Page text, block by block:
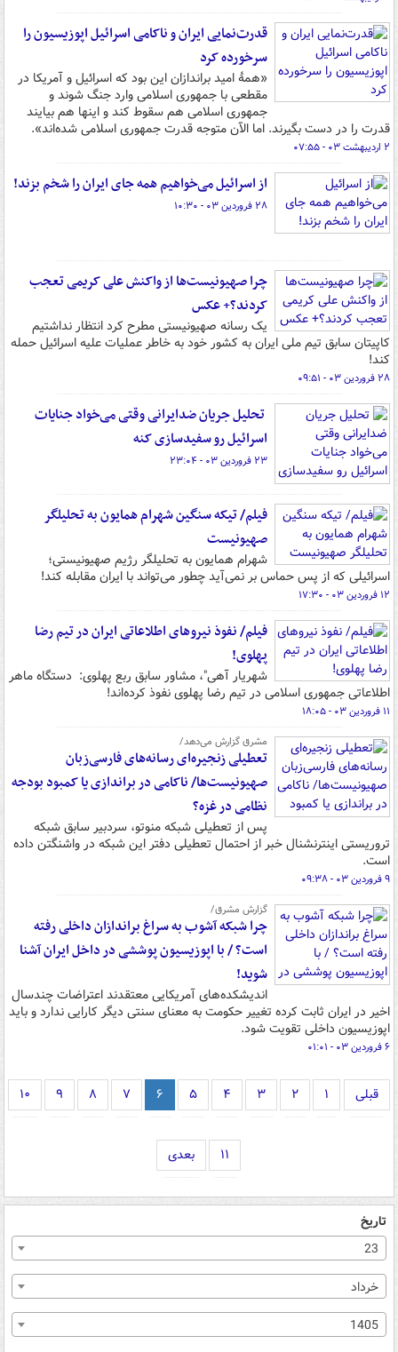
قدرت‌نمایی ایران و ناکامی اسرائیل اپوزیسیون را
سرخورده کرد
«همۀ امید براندازان این بود که اسرائیل و آمریکا در
مقطعی با جمهوری اسلامی وارد جنگ شوند و
جمهوری اسلامی هم سقوط کند و اینها هم بیایند
قدرت را در دست بگیرند. اما الآن متوجه قدرت جمهوری اسلامی شده‌اند».
۲ اردیبهشت ۰۳ - ۰۷:۵۵
از اسرائیل می‌خواهیم همه‌ جای ایران را شخم بزند!
۲۸ فروردین ۰۳ - ۱۰:۳۰
چرا صهیونیست‌ها از واکنش علی کریمی تعجب
کردند؟+ عکس
یک رسانه صهیونیستی مطرح کرد انتظار نداشتیم
کاپیتان سابق تیم ملی ایران به کشور خود به خاطر عملیات علیه اسرائیل حمله
کند!
۲۸ فروردین ۰۳ - ۰۹:۵۱
تحلیل جریان ضدایرانی وقتی می‌خواد جنایات
اسرائیل رو سفیدسازی کنه
۲۳ فروردین ۰۳ - ۲۳:۰۴
فیلم/ تیکه سنگین شهرام همایون به تحلیلگر
صهیونیست
شهرام همایون به تحلیلگر رژیم صهیونیستی؛
اسرائیلی که از پس حماس بر نمی‌آید چطور می‌تواند با ایران مقابله کند!
۱۲ فروردین ۰۳ - ۱۷:۳۰
فیلم/ نفوذ نیروهای اطلاعاتی ایران در تیم رضا
پهلوی!
شهریار آهی"، مشاور سابق ربع پهلوی: دستگاه ماهر
اطلاعاتی جمهوری اسلامی در تیم رضا پهلوی نفوذ کرده‌اند!
۱۱ فروردین ۰۳ - ۱۸:۰۵
مشرق گزارش می‌دهد/
تعطیلی زنجیره‌ای رسانه‌های فارسی‌زبان
صهیونیست‌ها/ ناکامی در براندازی یا کمبود بودجه
نظامی در غزه؟
پس از تعطیلی شبکه منوتو، سردبیر سابق شبکه
تروریستی اینترنشنال خبر از احتمال تعطیلی دفتر این شبکه در واشنگتن داده
است.
۹ فروردین ۰۳ - ۰۹:۳۸
گزارش مشرق/
چرا شبکه آشوب به سراغ براندازان داخلی رفته
است؟ / با اپوزیسیون پوششی در داخل ایران آشنا
شوید!
اندیشکده‌های آمریکایی معتقدند اعتراضات چندسال
اخیر در ایران ثابت کرده تغییر حکومت به معنای سنتی دیگر کارایی ندارد و باید
اپوزیسیون داخلی تقویت شود.
۶ فروردین ۰۳ - ۰۱:۰۱
قبلی ۱ ۲ ۳ ۴ ۵ ۶ ۷ ۸ ۹ ۱۰
۱۱ بعدی
تاریخ
23
خرداد
1405